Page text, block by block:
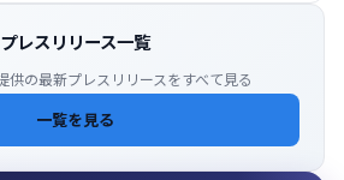
プレスリリース一覧
の最新プレスリリースをすべて見る
一覧を見る